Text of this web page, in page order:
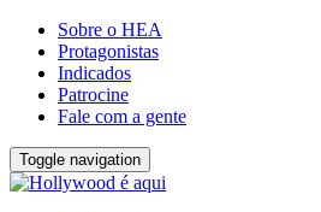
Sobre o HEA
Protagonistas
Indicados
Patrocine
Fale com a gente
Toggle navigation